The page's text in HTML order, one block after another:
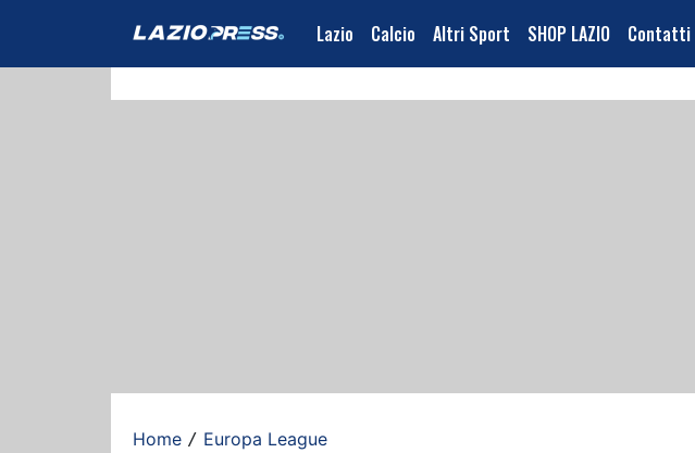
Lazio Calcio Altri Sport SHOP LAZIO Contatti
Home / Europa League